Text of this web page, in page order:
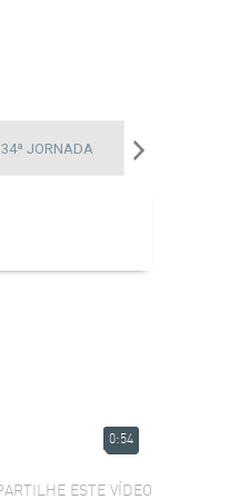
34ª JORNADA
0:54
ESTE VÍDEO